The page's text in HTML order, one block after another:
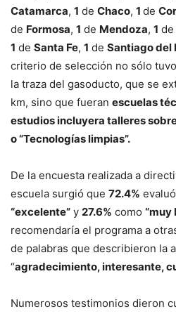
Catamarca, 1 de Chaco, 1 de
de Formosa, 1 de Mendoza, 1 de
1 de Santa Fe, 1 de Santiago del
criterio de selección no sólo
la traza del gasoducto, que se
km, sino que fueran escuelas
estudios incluyera talleres
o “Tecnologías limpias”.
De la encuesta realizada a
escuela surgió que 72.4%
“excelente” y 27.6% como “muy
recomendaría el programa a
de palabras que describieron la
“agradecimiento, interesante,
Numerosos testimonios dieron